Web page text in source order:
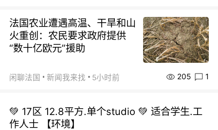
法国农业遭遇高温、干旱和山
火重创：农民要求政府提供
“数十亿欧元”援助
闲聊法国 新闻我来找 5小时前 205 1
💚 17区 12.8平方.单个studio 💚 适合学生.工
作人士 【环境】